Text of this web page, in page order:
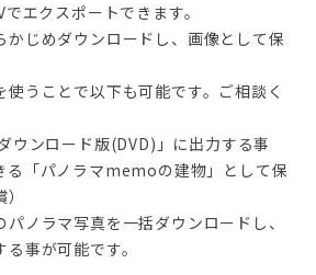
エクスポートできます。
かじめダウンロードし、画像として保
使うことで以下も可能です。ご相談く
ウンロード版(DVD)」に出力する事
る「パノラマmemoの建物」として保
ノラマ写真を一括ダウンロードし、
事が可能です。